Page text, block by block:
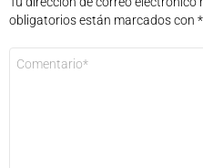
obligatorios están marcados con *